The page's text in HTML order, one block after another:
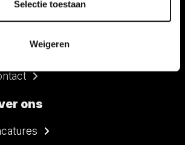
Selectie toestaan
Weigeren
services
ons